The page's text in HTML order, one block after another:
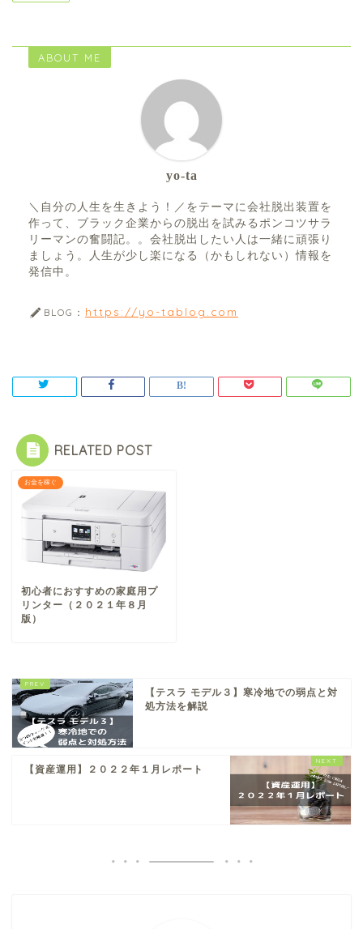
ABOUT ME
yo-ta
＼自分の人生を生きよう！／をテーマに会社脱出装置を
作って、ブラック企業からの脱出を試みるポンコツサラ
リーマンの奮闘記。。会社脱出したい人は一緒に頑張り
ましょう。人生が少し楽になる（かもしれない）情報を
発信中。
BLOG： https://yo-tablog.com
RELATED POST
お金を稼ぐ
初心者におすすめの家庭用プ
リンター（２０２１年８月
版）
【テスラ モデル３】寒冷地での弱点と対
処方法を解説
【資産運用】２０２２年１月レポート